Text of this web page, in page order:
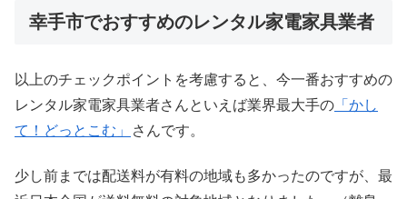
幸手市でおすすめのレンタル家電家具業者
以上のチェックポイントを考慮すると、今一番おすすめの
レンタル家電家具業者さんといえば業界最大手の 「かし
て！どっとこむ」
さんです。
少し前までは配送料が有料の地域も多かったのですが、最